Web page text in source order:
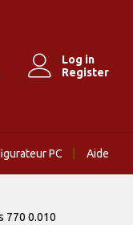
Log in
Register
PC Aide
770 0.010